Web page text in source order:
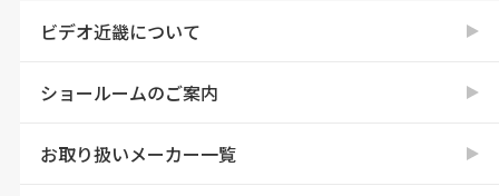
ビデオ近畿について
ショールームのご案内
お取り扱いメーカー一覧